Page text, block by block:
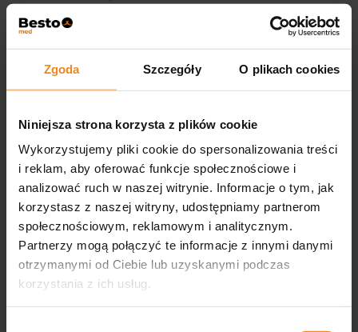
Zgoda Szczegóły O plikach cookies
Niniejsza strona korzysta z plików cookie
Wykorzystujemy pliki cookie do spersonalizowania treści
i reklam, aby oferować funkcje społecznościowe i
analizować ruch w naszej witrynie. Informacje o tym, jak
korzystasz z naszej witryny, udostępniamy partnerom
społecznościowym, reklamowym i analitycznym.
Partnerzy mogą połączyć te informacje z innymi danymi
otrzymanymi od Ciebie lub uzyskanymi podczas
korzystania z ich usług.
Skaler Woodpecker UDS-L LED z butelką
1 949,90 zł
DO KOSZYKA